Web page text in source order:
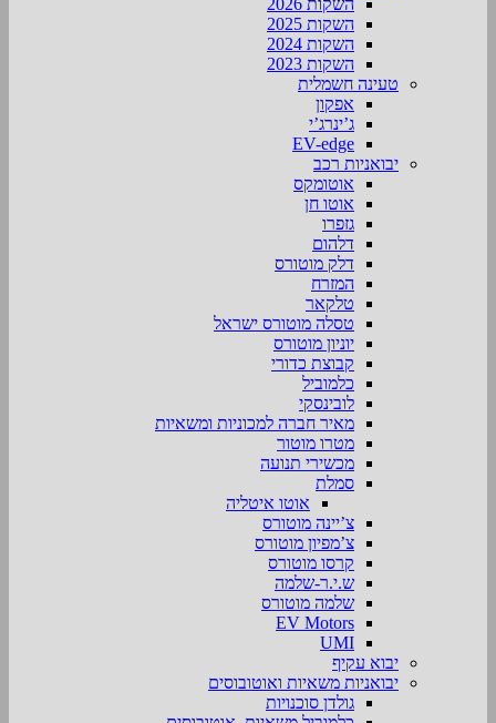
השקות 2025
השקות 2024
השקות 2023
טעינה חשמלית
אפקון
ג’ינרג’י
EV-edge
יבואניות רכב
אוטומקס
אוטו חן
גזפרו
דלהום
דלק מוטורס
המזרח
טלקאר
טסלה מוטורס ישראל
יוניון מוטורס
קבוצת כדורי
כלמוביל
לובינסקי
מאיר חברה למכוניות ומשאיות
מטרו מוטור
מכשירי תנועה
סמלת
אוטו איטליה
צ’יינה מוטורס
צ’מפיון מוטורס
קרסו מוטורס
ש.י.ר-שלמה
שלמה מוטורס
EV Motors
UMI
יבוא עקיף
יבואניות משאיות ואוטובוסים
גולדן סוכנויות